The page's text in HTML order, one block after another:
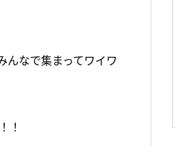
んなで集まってワイワ
！